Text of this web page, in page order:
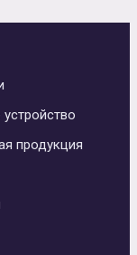
продукция